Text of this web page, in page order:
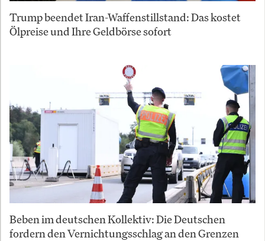
Trump beendet Iran-Waffenstillstand: Das kostet
Ölpreise und Ihre Geldbörse sofort
Beben im deutschen Kollektiv: Die Deutschen
fordern den Vernichtungsschlag an den Grenzen